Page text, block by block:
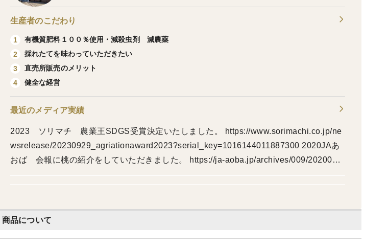
商品について
生産者のこだわり
1
有機質肥料１００％使用・減殺虫剤 減農薬
2
採れたてを味わっていただきたい
3
直売所販売のメリット
4
健全な経営
最近のメディア実績
2023 ソリマチ 農業王SDGS受賞決定いたしました。 https://www.sorimachi.co.jp/ne
wsrelease/20230929_agriationaward2023?serial_key=1016144011887300 2020JAあ
おば 会報に桃の紹介をしていただきました。 https://ja-aoba.jp/archives/009/202007/p